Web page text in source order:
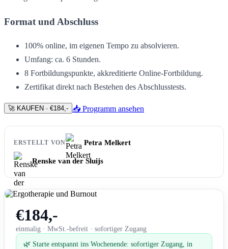
Format und Abschluss
100% online, im eigenen Tempo zu absolvieren.
Umfang: ca. 6 Stunden.
8 Fortbildungspunkte, akkreditierte Online-Fortbildung.
Zertifikat direkt nach Bestehen des Abschlusstests.
🚀 KAUFEN · €184,- 📥 Programm ansehen
ERSTELLT VON Petra Melkert
Renske van der Sluijs
€184,-
einmalig · MwSt.-befreit · sofortiger Zugang
🌿 Starte entspannt ins Wochenende: sofortiger Zugang, in